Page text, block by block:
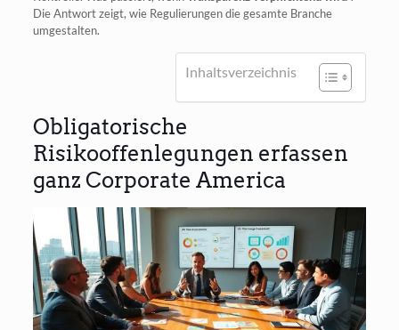
Die Ant­wort zeigt, wie Regu­lie­run­gen die gesam­te Bran­che
umgestalten.
Inhalts­ver­zeich­nis
Obligatorische
Risikooffenlegungen erfassen
ganz Corporate America